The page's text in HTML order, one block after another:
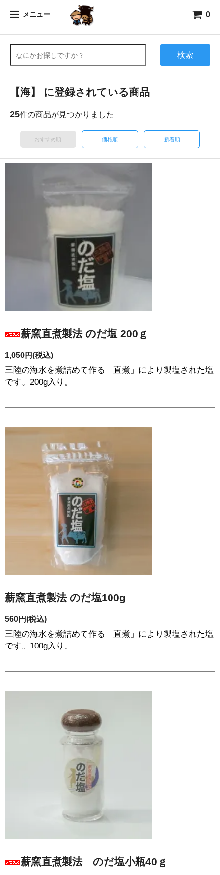
メニュー 0
検索
【海】 に登録されている商品
25件の商品が見つかりました
おすすめ順 価格順 新着順
薪窯直煮製法 のだ塩 200ｇ
1,050円(税込)
三陸の海水を煮詰めて作る「直煮」により製塩された塩
です。200g入り。
薪窯直煮製法 のだ塩100g
560円(税込)
三陸の海水を煮詰めて作る「直煮」により製塩された塩
です。100g入り。
薪窯直煮製法 のだ塩小瓶40ｇ